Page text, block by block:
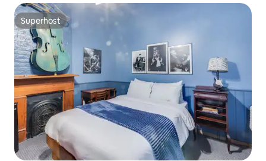
Superhost
Superhost